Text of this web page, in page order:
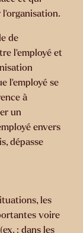
de
l’employé et
l’employé se
à
un
envers
dépasse
les
voire
: dans les